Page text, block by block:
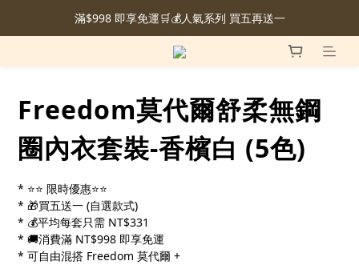
滿$998 即享免運🛒💰人氣系列 買五再送一
Freedom莫代爾舒柔無鋼
圈內衣套裝-香檳白 (5色)
* ⭐⭐ 限時優惠⭐⭐
* 🎁買五送一 (自選款式)
* 💰平均每套只需 NT$331
* 🚚消費滿 NT$998 即享免運
* 可自由混搭 Freedom 莫代爾 +